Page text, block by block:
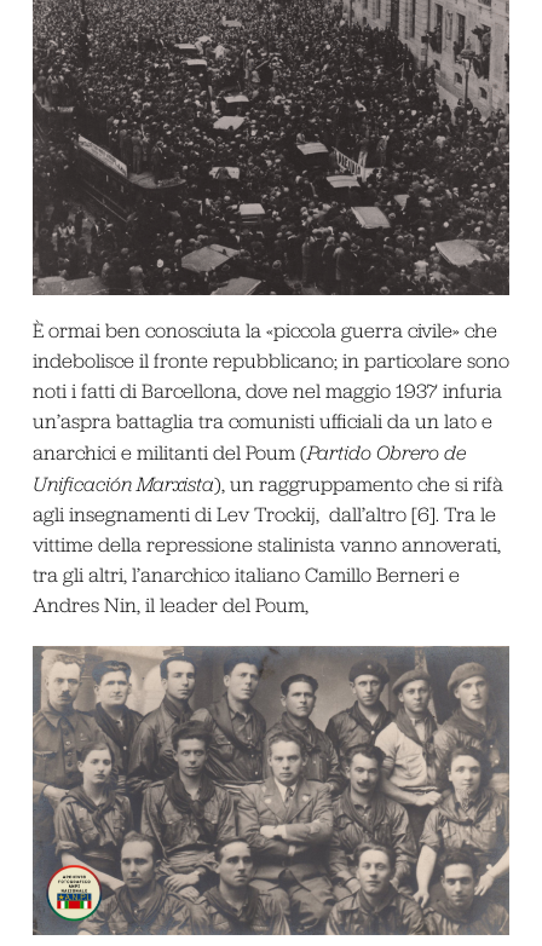
È ormai ben conosciuta la «piccola guerra civile» che
indebolisce il fronte repubblicano; in particolare sono
noti i fatti di Barcellona, dove nel maggio 1937 infuria
un’aspra battaglia tra comunisti ufficiali da un lato e
anarchici e militanti del Poum (Partido Obrero de
Unificación Marxista), un raggruppamento che si rifà
agli insegnamenti di Lev Trockij, dall’altro [6]. Tra le
vittime della repressione stalinista vanno annoverati,
tra gli altri, l’anarchico italiano Camillo Berneri e
Andres Nin, il leader del Poum,